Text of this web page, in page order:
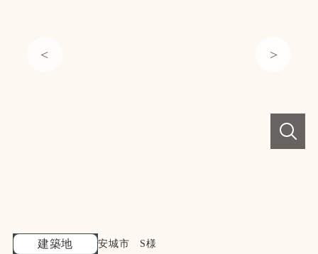
建築地 安城市 S様